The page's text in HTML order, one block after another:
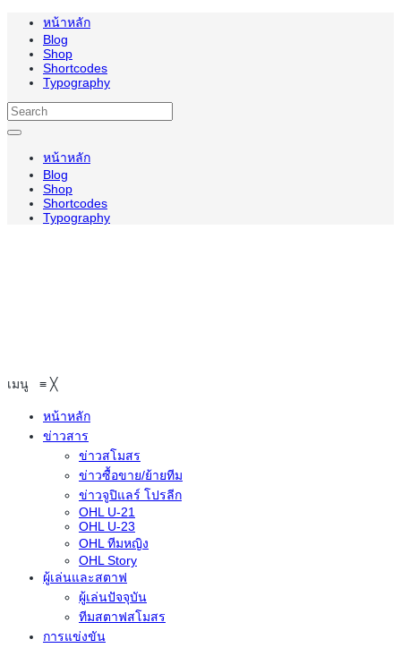
หน้าหลัก
Blog
Shop
Shortcodes
Typography
หน้าหลัก
Blog
Shop
Shortcodes
Typography
เมนู ≡ ╳
หน้าหลัก
ข่าวสาร
ข่าวสโมสร
ข่าวซื้อขาย/ย้ายทีม
ข่าวจูปิแลร์ โปรลีก
OHL U-21
OHL U-23
OHL ทีมหญิง
OHL Story
ผู้เล่นและสตาฟ
ผู้เล่นปัจจุบัน
ทีมสตาฟสโมสร
การแข่งขัน